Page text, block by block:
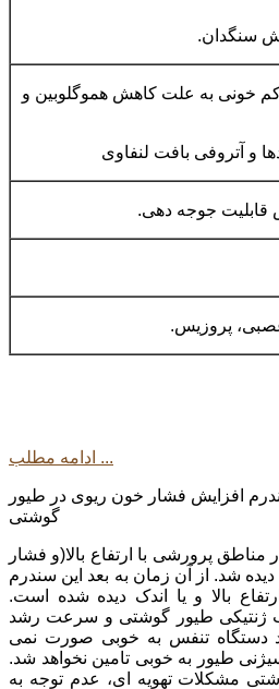
سنگدان.
خونی به علت کاهش هموگلوبین و
و آتروفی بافت لنفاوی
قابلیت جوجه دهی.
پروزیس.
ادامه مطلب ...
افزایش فشار خون ریوی در طیور
گوشتی
مناطق پرورشی با ارتفاع بالا(و فشار
شد. از آن زمان به بعد این سندرم
بالا و یا اندک دیده شده است.
ژنتیکی طیور گوشتی و سرعت رشد
دستگاه تنفس به خوبی صورت نمی
طیور به خوبی تامین نخواهد شد.
مشکلات تهویه ای، عدم توجه به